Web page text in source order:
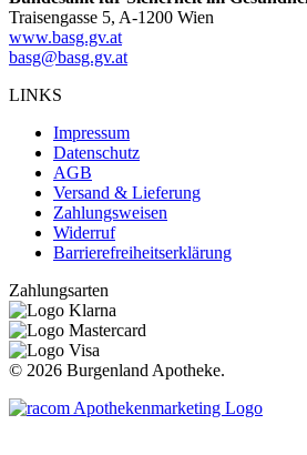
Traisengasse 5, A-1200 Wien
www.basg.gv.at
basg@basg.gv.at
LINKS
Impressum
Datenschutz
AGB
Versand & Lieferung
Zahlungsweisen
Widerruf
Barrierefreiheitserklärung
Zahlungsarten
© 2026 Burgenland Apotheke.